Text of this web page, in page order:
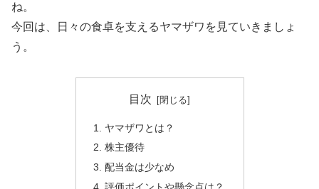
ね。
今回は、日々の食卓を支えるヤマザワを見ていきましょ
う。
目次
ヤマザワとは？
株主優待
配当金は少なめ